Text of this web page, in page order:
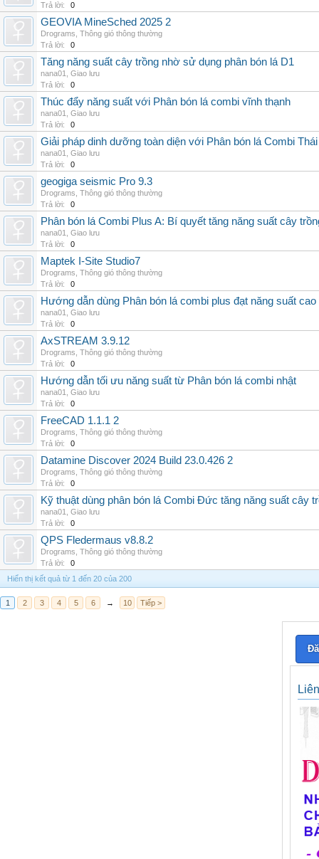
Trả lời:
0
GEOVIA MineSched 2025 2
Drograms Thông gió thông thường
Trả lời:
0
Tăng năng suất cây trồng nhờ sử dụng phân bón lá D1
nana01
Giao lưu
Trả lời:
0
Thúc đẩy năng suất với Phân bón lá combi vĩnh thạnh
nana01
Giao lưu
Trả lời:
0
Giải pháp dinh dưỡng toàn diện với Phân bón lá Combi Thái
nana01
Giao lưu
Trả lời:
0
geogiga seismic Pro 9.3
Drograms Thông gió thông thường
Trả lời:
0
Phân bón lá Combi Plus A: Bí quyết tăng năng suất cây
nana01
Giao lưu
Trả lời:
0
Maptek I-Site Studio7
Drograms Thông gió thông thường
Trả lời:
0
Hướng dẫn dùng Phân bón lá combi plus đạt năng suất cao
nana01
Giao lưu
Trả lời:
0
AxSTREAM 3.9.12
Drograms Thông gió thông thường
Trả lời:
0
Hướng dẫn tối ưu năng suất từ Phân bón lá combi nhật
nana01
Giao lưu
Trả lời:
0
FreeCAD 1.1.1 2
Drograms Thông gió thông thường
Trả lời:
0
Datamine Discover 2024 Build 23.0.426 2
Drograms Thông gió thông thường
Trả lời:
0
Kỹ thuật dùng phân bón lá Combi Đức tăng năng suất cây
nana01
Giao lưu
Trả lời:
0
QPS Fledermaus v8.8.2
Drograms Thông gió thông thường
Trả lời:
0
Hiển thị kết quả từ 1 đến 20 của 200
1 2 3 4 5 6 → 10 Tiếp >